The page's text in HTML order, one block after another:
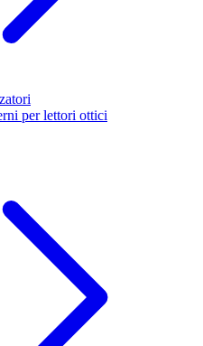
per lettori ottici